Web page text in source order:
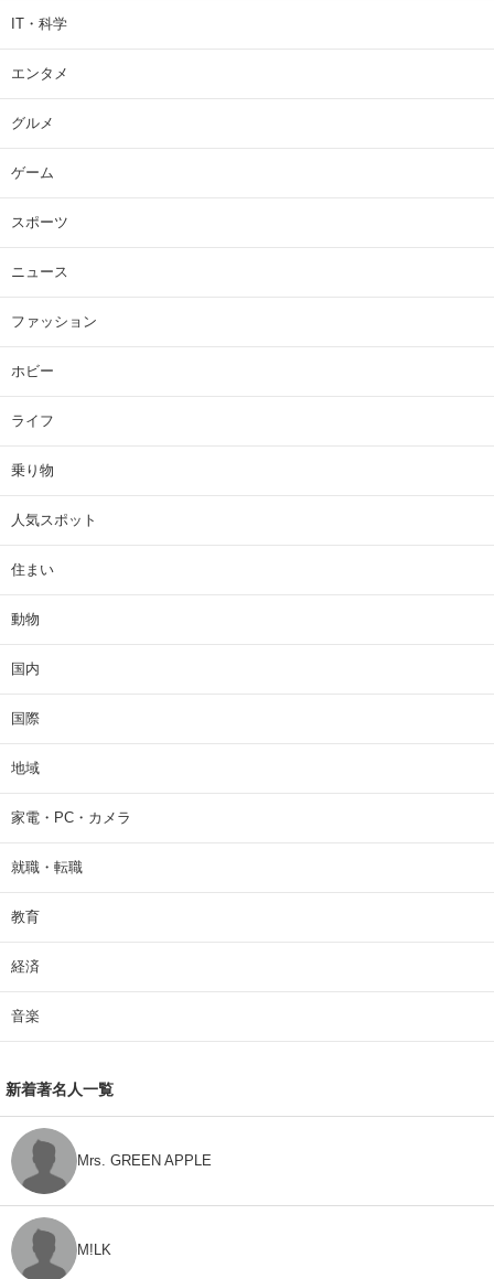
IT・科学
エンタメ
グルメ
ゲーム
スポーツ
ニュース
ファッション
ホビー
ライフ
乗り物
人気スポット
住まい
動物
国内
国際
地域
家電・PC・カメラ
就職・転職
教育
経済
音楽
新着著名人一覧
Mrs. GREEN APPLE
M!LK